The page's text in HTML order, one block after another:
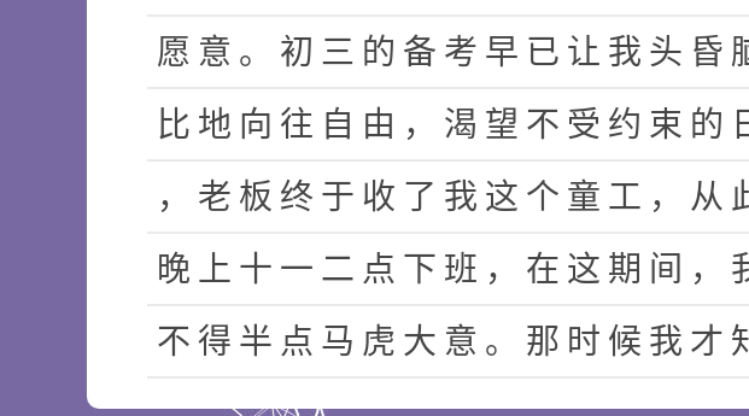
愿 意 。 初 三 的 备 考 早 已 让 我 头 昏
比 地 向 往 自 由 ， 渴 望 不 受 约 束 的
，
老 板 终 于 收 了 我 这 个 童 工 ， 从
晚
上 十 一 二 点 下 班 ， 在 这 期 间 ，
不 得 半 点 马 虎 大 意 。 那 时 候 我 才